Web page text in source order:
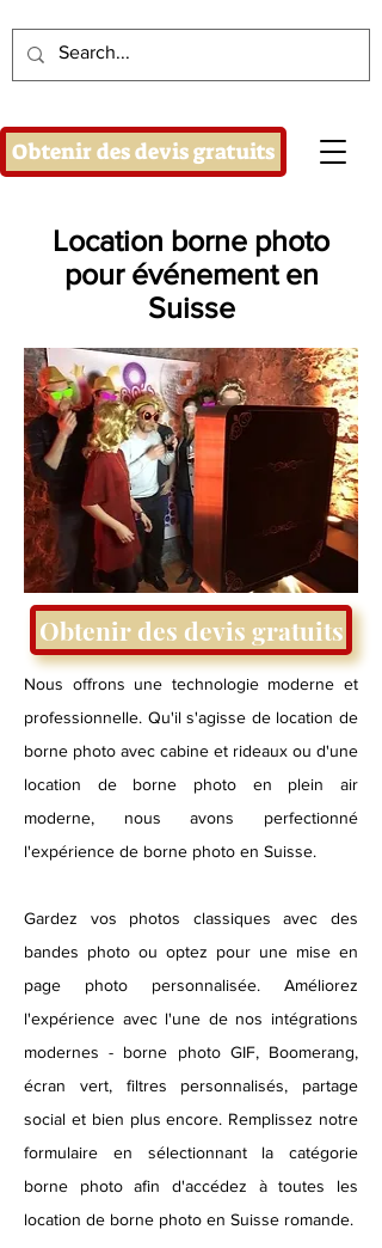
Obtenir des devis gratuits
Location borne photo
pour événement en
Suisse
Obtenir des devis gratuits
Nous offrons une technologie moderne et
professionnelle. Qu'il s'agisse de location de
borne photo avec cabine et rideaux ou d'une
location de borne photo en plein air
moderne, nous avons perfectionné
l'expérience de borne photo en Suisse.
Gardez vos photos classiques avec des
bandes photo ou optez pour une mise en
page photo personnalisée. Améliorez
l'expérience avec l'une de nos intégrations
modernes - borne photo GIF, Boomerang,
écran vert, filtres personnalisés, partage
social et bien plus encore. Remplissez notre
formulaire en sélectionnant la catégorie
borne photo afin d'accédez à toutes les
location de borne photo en Suisse romande.